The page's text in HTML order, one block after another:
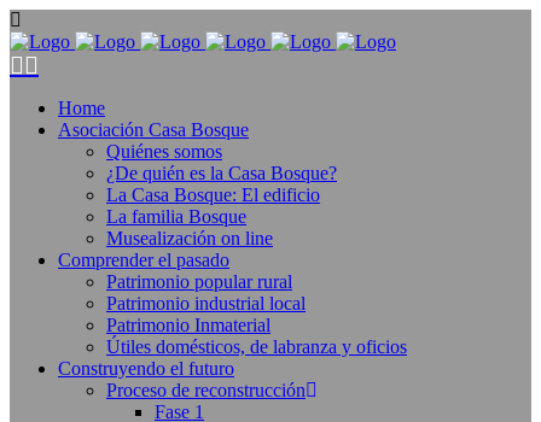
Home
Asociación Casa Bosque
Quiénes somos
¿De quién es la Casa Bosque?
La Casa Bosque: El edificio
La familia Bosque
Musealización on line
Comprender el pasado
Patrimonio popular rural
Patrimonio industrial local
Patrimonio Inmaterial
Útiles domésticos, de labranza y oficios
Construyendo el futuro
Proceso de reconstrucción
Fase 1